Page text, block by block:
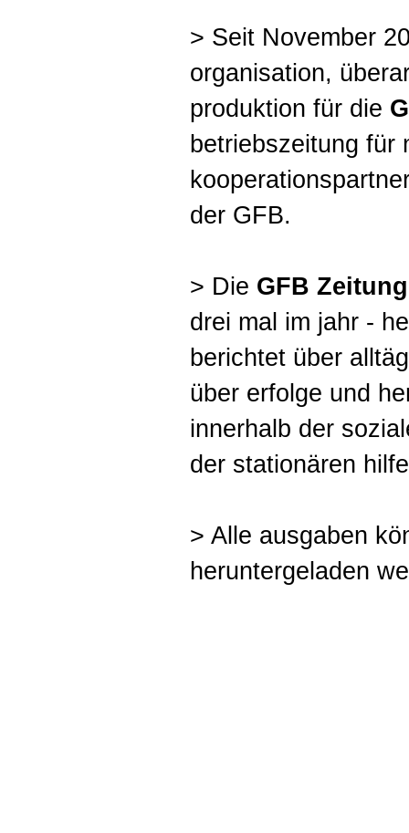
> Seit November
organisation,
produktion für die
betriebszeitung für
der GFB.
> Die GFB Zeitung
drei mal im jahr -
berichtet über
über erfolge und
innerhalb der
der stationären
> Alle ausgaben
heruntergeladen